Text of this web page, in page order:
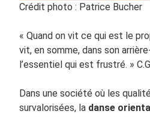
Crédit photo : Patrice Bucher
« Quand on vit ce qui est le
vit, en somme, dans son
l’essentiel qui est frustré. »
Dans une société où les
survalorisées, la danse